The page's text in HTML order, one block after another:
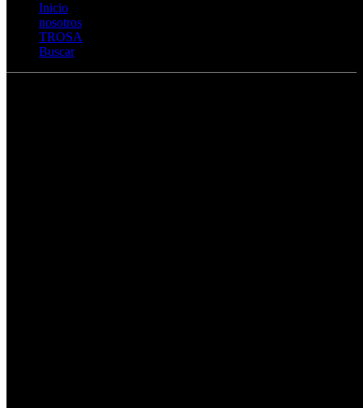
Inicio
nosotros
TROSA
Buscar